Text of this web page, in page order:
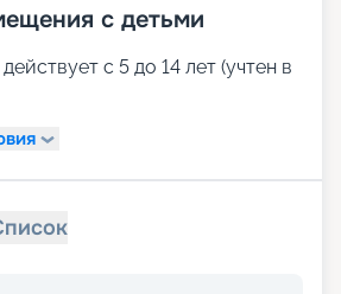
с детьми
с 5 до 14 лет (учтен в